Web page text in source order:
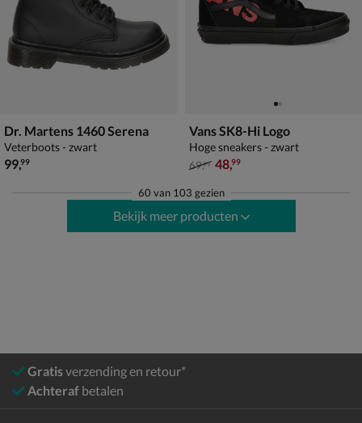
Dr. Martens 1460 Serena
Veterboots - zwart
€ 99,99
99,99
Vans SK8-Hi Logo
Hoge sneakers - zwart
van € 69,99 voor € 48,99
69,99 48,99
60 van 103 gezien
Bekijk meer producten
Gratisverzending en retour*
Achteraf betalen